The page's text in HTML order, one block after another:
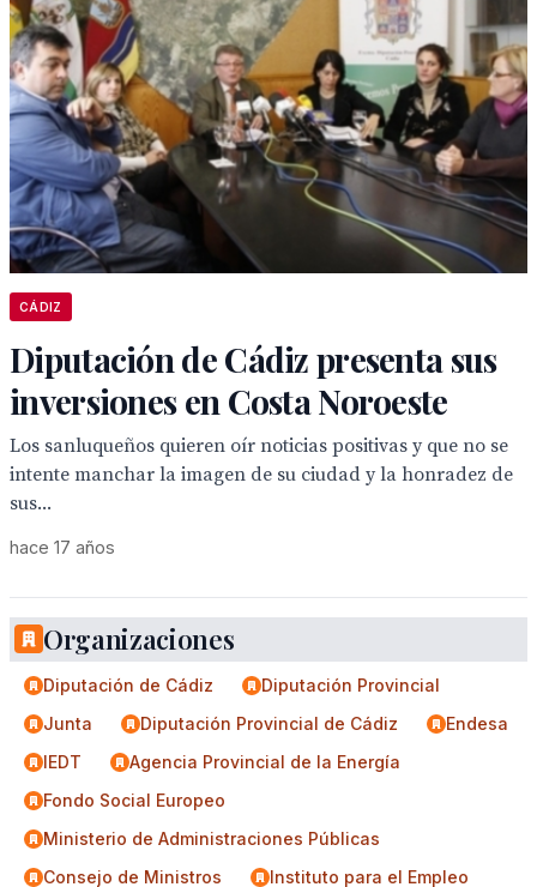
CÁDIZ
Diputación de Cádiz presenta sus
inversiones en Costa Noroeste
Los sanluqueños quieren oír noticias positivas y que no se
intente manchar la imagen de su ciudad y la honradez de
sus...
hace 17 años
Organizaciones
Diputación de Cádiz
Diputación Provincial
Junta
Diputación Provincial de Cádiz
Endesa
IEDT
Agencia Provincial de la Energía
Fondo Social Europeo
Ministerio de Administraciones Públicas
Consejo de Ministros
Instituto para el Empleo